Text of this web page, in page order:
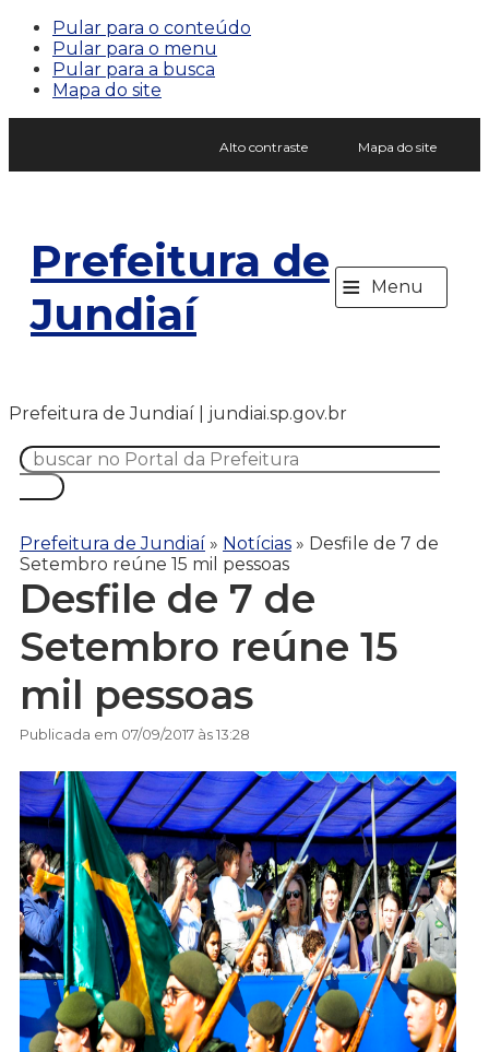
Pular para o conteúdo
Pular para o menu
Pular para a busca
Mapa do site
Alto contraste Mapa do site
Prefeitura de
Jundiaí
≡ Menu
Prefeitura de Jundiaí | jundiai.sp.gov.br
Prefeitura de Jundiaí » Notícias » Desfile de 7 de
Setembro reúne 15 mil pessoas
Desfile de 7 de
Setembro reúne 15
mil pessoas
Publicada em 07/09/2017 às 13:28